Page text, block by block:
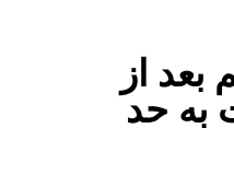
از
به حد